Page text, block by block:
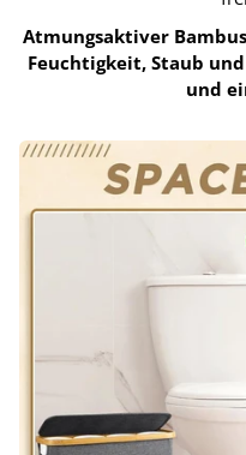
Atmungsaktiver
Feuchtigkeit, Staub
und